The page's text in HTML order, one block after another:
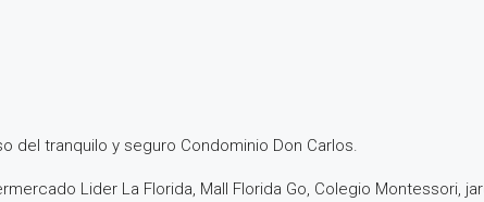
del tranquilo y seguro Condominio Don Carlos.
Lider La Florida, Mall Florida Go, Colegio Montessori,